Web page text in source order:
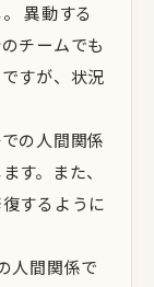
異動する
チームでも
すが、状況
の人間関係
す。また、
するように
人間関係で